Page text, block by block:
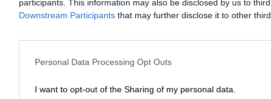
participants. This information may also be disclosed by us to
Downstream Participants that may further disclose it to other
Personal Data Processing Opt Outs
I want to opt-out of the Sharing of my personal data.